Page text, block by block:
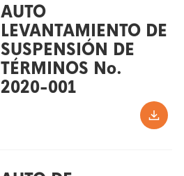
AUTO
LEVANTAMIENTO DE
SUSPENSIÓN DE
TÉRMINOS No.
2020-001